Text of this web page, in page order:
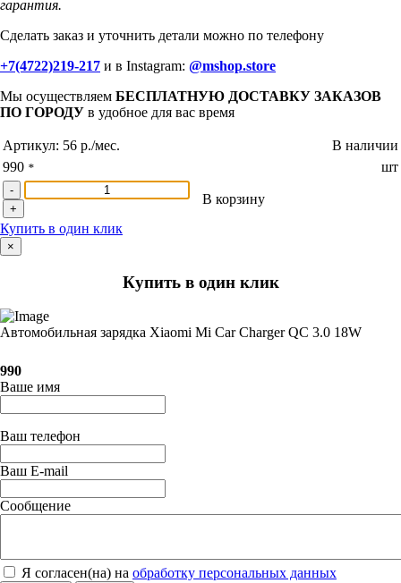
гарантия.
Сделать заказ и уточнить детали можно по телефону
+7(4722)219-217 и в Instagram: @mshop.store
Мы осуществляем БЕСПЛАТНУЮ ДОСТАВКУ ЗАКАЗОВ
ПО ГОРОДУ в удобное для вас время
Артикул: 56 р./мес.
В наличии
990 * шт
-
+
В корзину
Купить в один клик
×
Купить в один клик
Автомобильная зарядка Xiaomi Mi Car Charger QC 3.0 18W
990
Ваше имя
Ваш телефон
Ваш E-mail
Сообщение
Я согласен(на) на обработку персональных данных